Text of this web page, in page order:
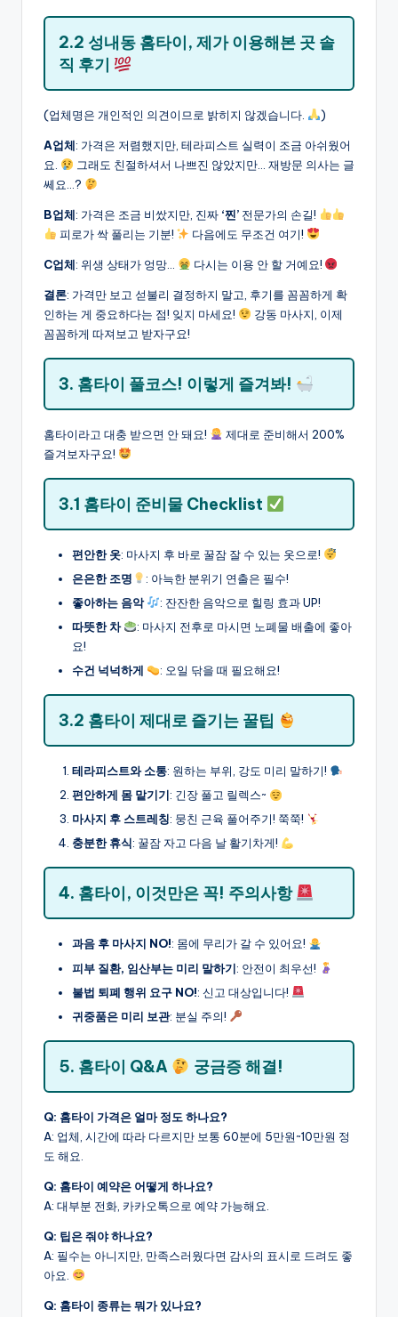
2.2 성내동 홈타이, 제가 이용해본 곳 솔
직 후기
(업체명은 개인적인 의견이므로 밝히지 않겠습니다. )
A업체: 가격은 저렴했지만, 테라피스트 실력이 조금 아쉬웠어
요.
그래도 친절하셔서 나쁘진 않았지만… 재방문 의사는 글
쎄요…?
B업체: 가격은 조금 비쌌지만, 진짜 ‘찐’ 전문가의 손길!
피로가 싹 풀리는 기분!
다음에도 무조건 여기!
C업체: 위생 상태가 엉망… 다시는 이용 안 할 거예요!
결론: 가격만 보고 섣불리 결정하지 말고, 후기를 꼼꼼하게 확
인하는 게 중요하다는 점! 잊지 마세요!
강동 마사지, 이제
꼼꼼하게 따져보고 받자구요!
3. 홈타이 풀코스! 이렇게 즐겨봐!
홈타이라고 대충 받으면 안 돼요!
제대로 준비해서 200%
즐겨보자구요!
3.1 홈타이 준비물 Checklist
편안한 옷: 마사지 후 바로 꿀잠 잘 수 있는 옷으로!
은은한 조명
: 아늑한 분위기 연출은 필수!
좋아하는 음악
: 잔잔한 음악으로 힐링 효과 UP!
따뜻한 차
: 마사지 전후로 마시면 노폐물 배출에 좋아
요!
수건 넉넉하게
: 오일 닦을 때 필요해요!
3.2 홈타이 제대로 즐기는 꿀팁
테라피스트와 소통: 원하는 부위, 강도 미리 말하기!
편안하게 몸 맡기기: 긴장 풀고 릴렉스~
마사지 후 스트레칭: 뭉친 근육 풀어주기! 쭉쭉!
충분한 휴식: 꿀잠 자고 다음 날 활기차게!
4. 홈타이, 이것만은 꼭! 주의사항
과음 후 마사지 NO!: 몸에 무리가 갈 수 있어요!
피부 질환, 임산부는 미리 말하기: 안전이 최우선!
불법 퇴폐 행위 요구 NO!: 신고 대상입니다!
귀중품은 미리 보관: 분실 주의!
5. 홈타이 Q&A 궁금증 해결!
Q: 홈타이 가격은 얼마 정도 하나요?
A: 업체, 시간에 따라 다르지만 보통 60분에 5만원~10만원 정
도 해요.
Q: 홈타이 예약은 어떻게 하나요?
A: 대부분 전화, 카카오톡으로 예약 가능해요.
Q: 팁은 줘야 하나요?
A: 필수는 아니지만, 만족스러웠다면 감사의 표시로 드려도 좋
아요.
Q: 홈타이 종류는 뭐가 있나요?